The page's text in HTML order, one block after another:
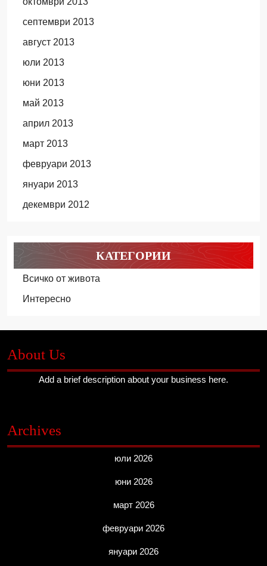
септември 2013
август 2013
юли 2013
юни 2013
май 2013
април 2013
март 2013
февруари 2013
януари 2013
декември 2012
КАТЕГОРИИ
Всичко от живота
Интересно
About Us
Add a brief description about your business here.
Archives
юли 2026
юни 2026
март 2026
февруари 2026
януари 2026